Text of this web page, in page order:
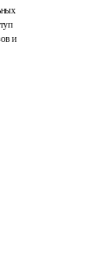
и